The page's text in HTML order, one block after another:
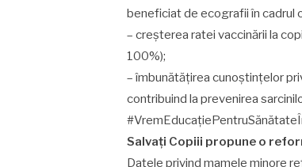
beneficiat de ecografii în cadrul
– creșterea ratei vaccinării la
100%);
– îmbunătățirea cunoștințelor
contribuind la prevenirea
Salvați Copiii propune o
Datele privind mamele minore